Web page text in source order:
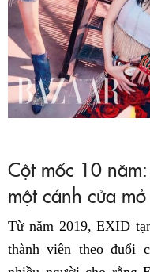
Cột mốc 10
một cánh cửa
Từ năm 2019, EXID
thành viên theo đuổi